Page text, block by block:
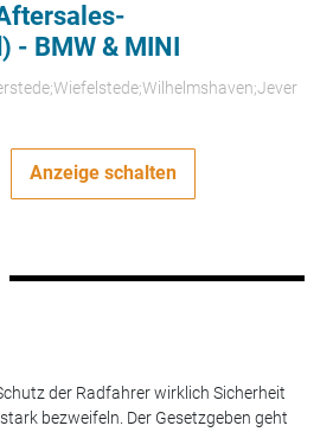
- BMW & MINI
Anzeige schalten
der Radfahrer wirklich Sicherheit
bezweifeln. Der Gesetzgeben geht